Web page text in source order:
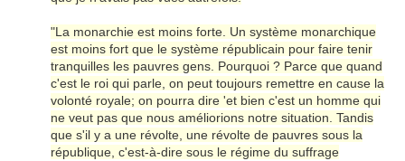
"La monarchie est moins forte. Un système monarchique
est moins fort que le système républicain pour faire tenir
tranquilles les pauvres gens. Pourquoi ? Parce que quand
c'est le roi qui parle, on peut toujours remettre en cause la
volonté royale; on pourra dire 'et bien c'est un homme qui
ne veut pas que nous améliorions notre situation. Tandis
que s'il y a une révolte, une révolte de pauvres sous la
république, c'est-à-dire sous le régime du suffrage